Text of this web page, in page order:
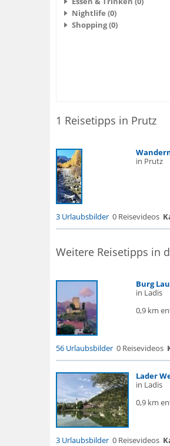
Nightlife (0)
Shopping (0)
1 Reisetipps in Prutz
in Prutz
3 Urlaubsbilder 0 Reisevideos
Weitere Reisetipps in
Burg
in Ladis
0,9 km
56 Urlaubsbilder 0 Reisevideos
Lader
in Ladis
0,9 km
3 Urlaubsbilder 0 Reisevideos